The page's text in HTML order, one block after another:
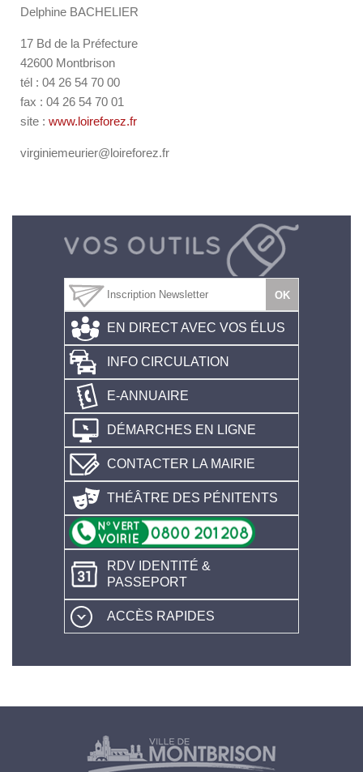
Delphine BACHELIER
17 Bd de la Préfecture
42600 Montbrison
tél : 04 26 54 70 00
fax : 04 26 54 70 01
site : www.loireforez.fr
virginiemeurier@loireforez.fr
EN DIRECT AVEC VOS ÉLUS
INFO CIRCULATION
E-ANNUAIRE
DÉMARCHES EN LIGNE
CONTACTER LA MAIRIE
THÉÂTRE DES PÉNITENTS
RDV IDENTITÉ &
PASSEPORT
ACCÈS RAPIDES